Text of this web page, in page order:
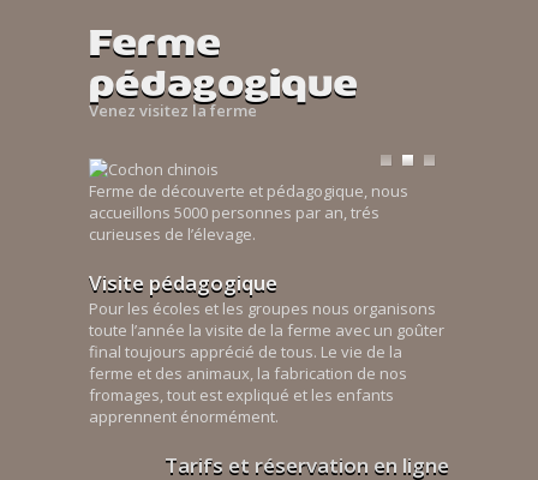
Ferme
pédagogique
Venez visitez la ferme
Ferme de découverte et pédagogique, nous
accueillons 5000 personnes par an, trés
curieuses de l’élevage.
Visite pédagogique
Pour les écoles et les groupes nous organisons
toute l’année la visite de la ferme avec un goûter
final toujours apprécié de tous. Le vie de la
ferme et des animaux, la fabrication de nos
fromages, tout est expliqué et les enfants
apprennent énormément.
Tarifs et réservation en ligne